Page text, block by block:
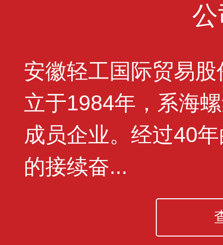
安徽轻工国际贸易
立于1984年，系海
成员企业。经过40
的接续奋...